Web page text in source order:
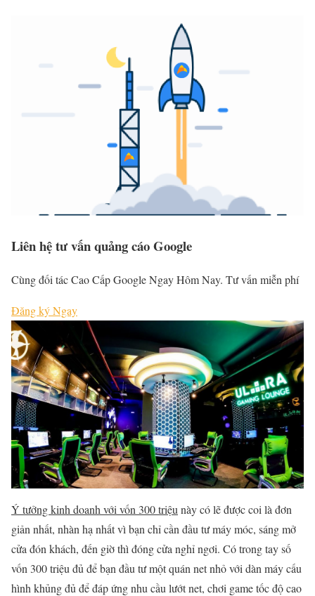
Liên hệ tư vấn quảng cáo Google
Cùng đối tác Cao Cấp Google Ngay Hôm Nay. Tư vấn miễn phí
Đăng ký Ngay
Ý tưởng kinh doanh với vốn 300 triệu này có lẽ được coi là đơn
giản nhất, nhàn hạ nhất vì bạn chỉ cần đầu tư máy móc, sáng mở
cửa đón khách, đến giờ thì đóng cửa nghỉ ngơi. Có trong tay số
vốn 300 triệu đủ để bạn đầu tư một quán net nhỏ với dàn máy cấu
hình khủng đủ để đáp ứng nhu cầu lướt net, chơi game tốc độ cao